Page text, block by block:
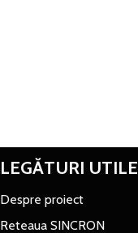
LEGĂTURI UTILE
Despre proiect
Reteaua SINCRON